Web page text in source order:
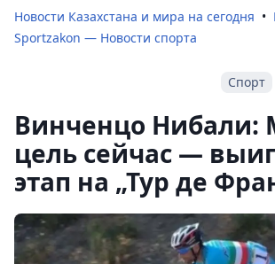
Новости Казахстана и мира на сегодня
Sportzakon — Новости спорта
Спорт
Винченцо Нибали:
цель сейчас —
этап на „Тур де